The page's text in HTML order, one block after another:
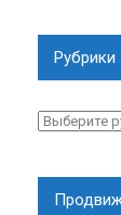
Рубрики
Рубрики